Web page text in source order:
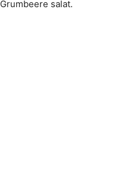
salat.